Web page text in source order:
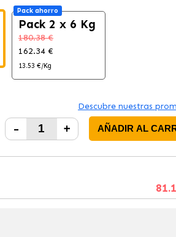
Pack ahorro
Pack 2 x 6 Kg
180.38 €
162.34 €
13.53 €/Kg
Descubre nuestras
- + AÑADIR AL